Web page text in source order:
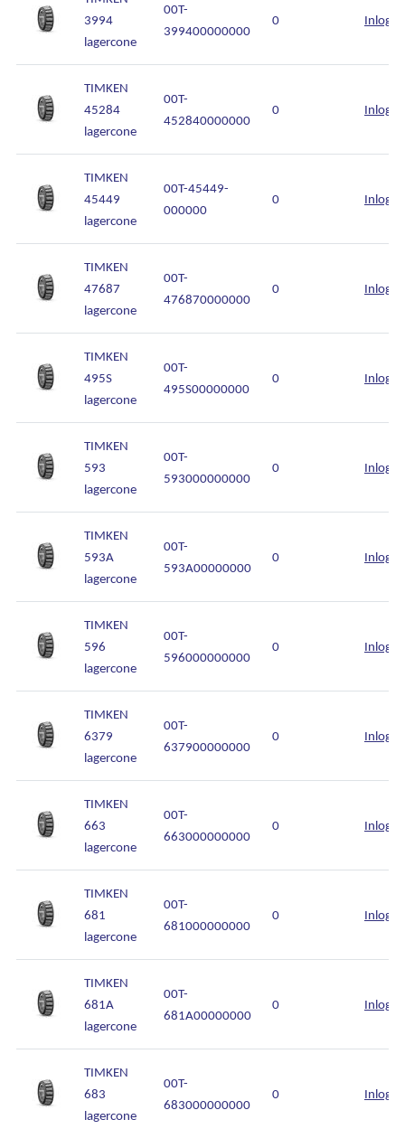
3994
lagercone
00T-
399400000000
0
TIMKEN
45284
lagercone
00T-
452840000000
0
TIMKEN
45449
lagercone
00T-45449-
000000
0
TIMKEN
47687
lagercone
00T-
476870000000
0
TIMKEN
495S
lagercone
00T-
495S00000000
0
TIMKEN
593
lagercone
00T-
593000000000
0
TIMKEN
593A
lagercone
00T-
593A00000000
0
TIMKEN
596
lagercone
00T-
596000000000
0
TIMKEN
6379
lagercone
00T-
637900000000
0
TIMKEN
663
lagercone
00T-
663000000000
0
TIMKEN
681
lagercone
00T-
681000000000
0
TIMKEN
681A
lagercone
00T-
681A00000000
0
TIMKEN
683
lagercone
00T-
683000000000
0